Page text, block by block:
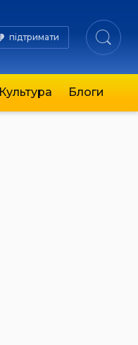
підтримати
Культура Блоги